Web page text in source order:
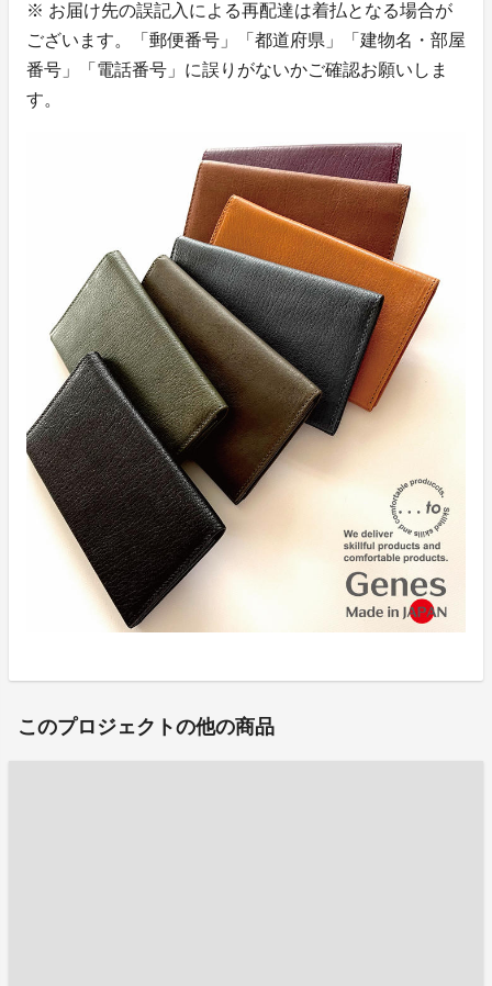
※ お届け先の誤記入による再配達は着払となる場合が
ございます。「郵便番号」「都道府県」「建物名・部屋
番号」「電話番号」に誤りがないかご確認お願いしま
す。
このプロジェクトの他の商品